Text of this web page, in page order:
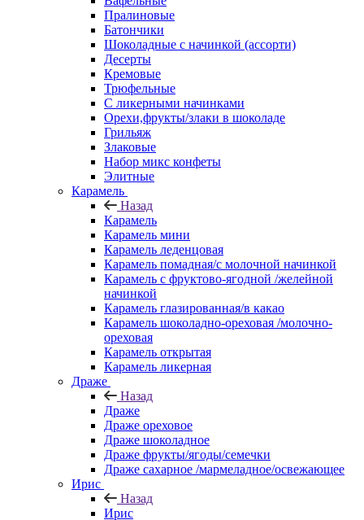
Пралиновые
Батончики
Шоколадные с начинкой (ассорти)
Десерты
Кремовые
Трюфельные
С ликерными начинками
Орехи,фрукты/злаки в шоколаде
Грильяж
Злаковые
Набор микс конфеты
Элитные
Карамель
Назад
Карамель
Карамель мини
Карамель леденцовая
Карамель помадная/с молочной начинкой
Карамель с фруктово-ягодной /желейной
начинкой
Карамель глазированная/в какао
Карамель шоколадно-ореховая /молочно-
ореховая
Карамель открытая
Карамель ликерная
Драже
Назад
Драже
Драже ореховое
Драже шоколадное
Драже фрукты/ягоды/семечки
Драже сахарное /мармеладное/освежающее
Ирис
Назад
Ирис